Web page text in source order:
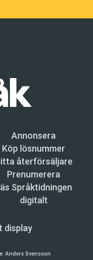
Annonsera
Köp lösnummer
återförsäljare
Prenumerera
Språktidningen
digitalt
Anders Svensson